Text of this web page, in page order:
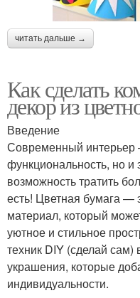
читать дальше →
Как сделать
декор из
Введение
Современный интерьер
функциональность, но и
возможность тратить
есть! Цветная бумага —
материал, который
уютное и стильное
техник DIY (сделай
украшения, которые
индивидуальности.